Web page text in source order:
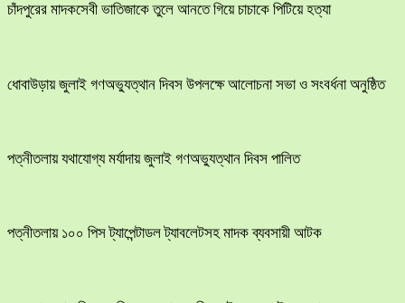
চাঁদপুরের মাদকসেবী ভাতিজাকে তুলে আনতে গিয়ে চাচাকে পিটিয়ে হত্যা
ধোবাউড়ায় জুলাই গণঅভ্যুত্থান দিবস উপলক্ষে আলোচনা সভা ও সংবর্ধনা অনুষ্ঠিত
পত্নীতলায় যথাযোগ্য মর্যাদায় জুলাই গণঅভ্যুত্থান দিবস পালিত
পত্নীতলায় ১০০ পিস ট্যাপেন্টাডল ট্যাবলেটসহ মাদক ব্যবসায়ী আটক